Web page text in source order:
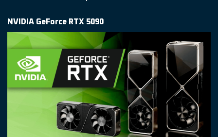
NVIDIA GeForce RTX 5090